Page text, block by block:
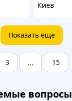
Киев
Показать еще
3 ... 15
вопросы